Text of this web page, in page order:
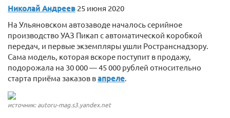
Николай Андреев 25 июня 2020
На Ульяновском автозаводе началось серийное
производство УАЗ Пикап с автоматической коробкой
передач, и первые экземпляры ушли Ространснадзору.
Сама модель, которая вскоре поступит в продажу,
подорожала на 30 000 — 45 000 рублей относительно
старта приёма заказов вапреле.
источник: autoru-mag.s3.yandex.net